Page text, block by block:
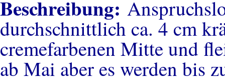
Beschreibung:
durchschnittlich ca. 4 cm
cremefarbenen Mitte und
ab Mai aber es werden bis